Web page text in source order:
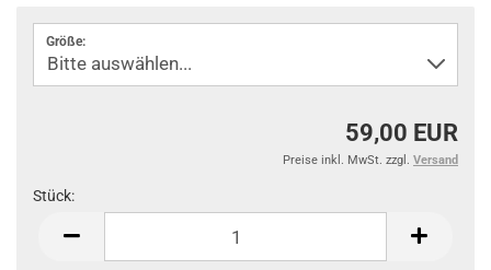
Größe:
59,00 EUR
Preise inkl. MwSt. zzgl. Versand
Stück: